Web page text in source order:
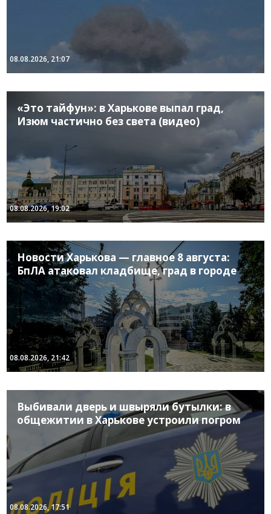
08.08.2026, 21:07
«Это тайфун»: в Харькове выпал град,
Изюм частично без света (видео)
08.08.2026, 19:02
Новости Харькова — главное 8 августа:
БпЛА атаковал кладбище, град в городе
08.08.2026, 21:42
Выбивали дверь и швыряли бутылки: в
общежитии в Харькове устроили погром
08.08.2026, 17:51